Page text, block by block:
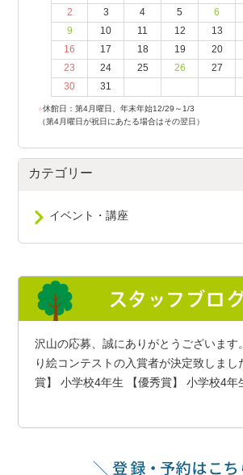
2
3 4 5 6
9
10 11 12 13
16
17 18 19 20
23
24 25 26 27
30
31
●休館日：第4月曜日、年末年始12/29～1/3
（第4月曜日が祝日にあたる場合はその翌日）
カテゴリー
イベント・講座
沢山の応募、誠にありがとうございます
り絵コンテストの入賞者が決定致しまし
賞】 小学校4年生 【優秀賞】 小学校4年